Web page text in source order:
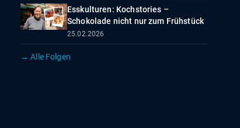
Esskulturen: Kochstories –
Schokolade nicht nur zum Frühstück
25.02.2026
→ Alle Folgen